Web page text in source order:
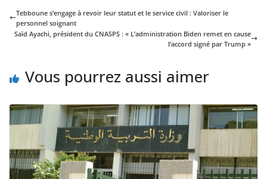
Tebboune s’engage à revoir leur statut et le service civil : Valoriser le
personnel soignant
Saïd Ayachi, président du CNASPS : « L’administration Biden remet en cause
l’accord signé par Trump »
Vous pourrez aussi aimer